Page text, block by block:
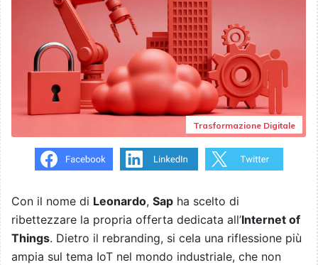
Trasformazione Digitale
Con il nome di Leonardo, Sap ha scelto di
ribettezzare la propria offerta dedicata all’Internet of
Things. Dietro il rebranding, si cela una riflessione più
ampia sul tema IoT nel mondo industriale, che non